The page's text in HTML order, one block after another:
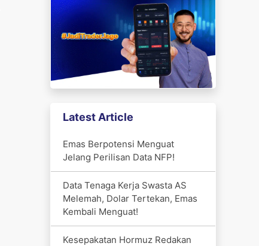
Latest Article
Emas Berpotensi Menguat
Jelang Perilisan Data NFP!
Data Tenaga Kerja Swasta AS
Melemah, Dolar Tertekan, Emas
Kembali Menguat!
Kesepakatan Hormuz Redakan